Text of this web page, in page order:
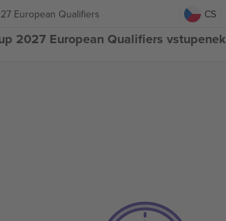
European Qualifiers CS
2027 European Qualifiers vstupenek